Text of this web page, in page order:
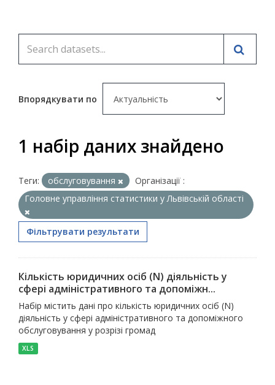
Впорядкувати по
1 набір даних знайдено
Теги: обслуговування
Організації :
Головне управління статистики у Львівській області
Фільтрувати результати
Кількість юридичних осіб (N) діяльність у
сфері адміністративного та допоміжн...
Набір містить дані про кількість юридичних осіб (N)
діяльність у сфері адміністративного та допоміжного
обслуговування у розрізі громад
XLS